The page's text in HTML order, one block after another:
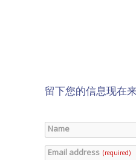
留下您的信息现在
Name
Email address (required)